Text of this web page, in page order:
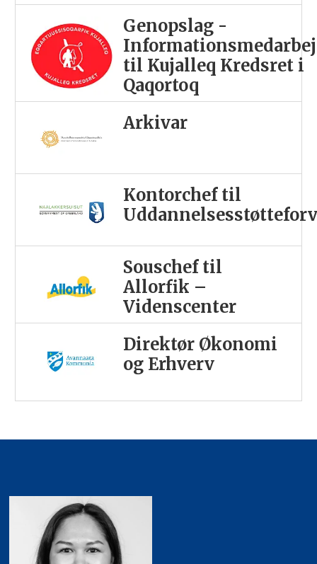
Genopslag -
til Kujalleq Kredsret i
Qaqortoq
Arkivar
Kontorchef til
Souschef til
Allorfik –
Videnscenter
Direktør Økonomi
og Erhverv